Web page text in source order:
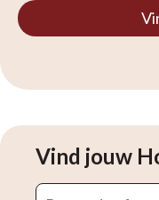
Vind jouw